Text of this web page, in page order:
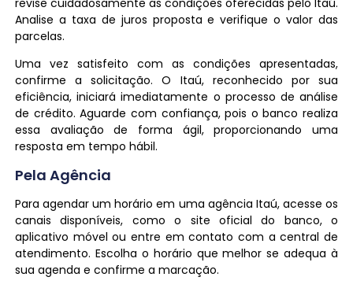
Analise a taxa de juros proposta e verifique o valor das
parcelas.
Uma vez satisfeito com as condições apresentadas,
confirme a solicitação. O Itaú, reconhecido por sua
eficiência, iniciará imediatamente o processo de análise
de crédito. Aguarde com confiança, pois o banco realiza
essa avaliação de forma ágil, proporcionando uma
resposta em tempo hábil.
Pela Agência
Para agendar um horário em uma agência Itaú, acesse os
canais disponíveis, como o site oficial do banco, o
aplicativo móvel ou entre em contato com a central de
atendimento. Escolha o horário que melhor se adequa à
sua agenda e confirme a marcação.